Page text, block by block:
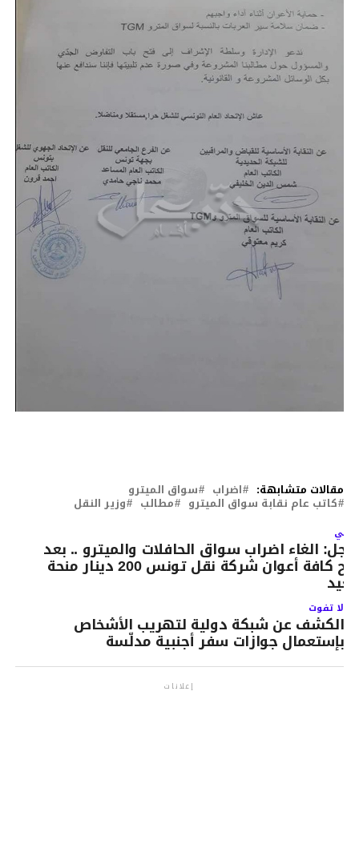
مقالات متشابهة: اضراب سواق الميترو
كاتب عام نقابة سواق الميترو مطالب وزير النقل
الغاء اضراب سواق الحافلات والميترو .. بعد
منح كافة أعوان شركة نقل تونس 200 دينار منحة
لا تفوت
الكشف عن شبكة دولية لتهريب الأشخاص
بإستعمال جوازات سفر أجنبية مدلّسة
إعلانات